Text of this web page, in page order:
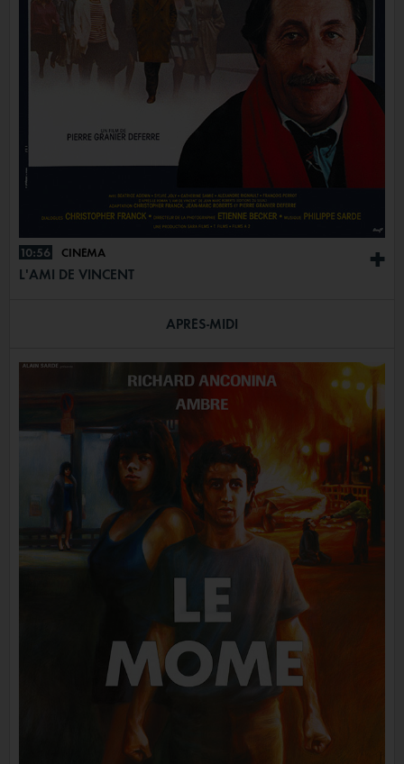
+
10:56 CINÉMA
L'AMI DE VINCENT
APRÈS-MIDI